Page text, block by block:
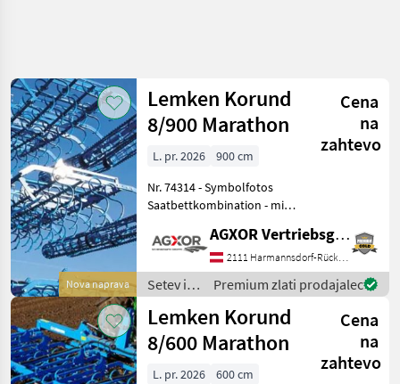
Nova naprava
Lemken Korund
8/900 Marathon
Cena
na
zahtevo
L. pr. 2026
900 cm
Nr. 74314 - Symbolfotos
Saatbettkombination - mit
96Stk. Matathon
ZinkenSchar 30x12x400 für
Arbeitstiefen bis 12cm - mit
Zahnstangendopp
AGXOR Vertriebsgesellschaft Ost GmbH
2111 Harmannsdorf-Rückersdorf
Setev in
nega /
Lemken
Premium zlati prodajalec
Lemken Korund
8/600 Marathon
Cena
na
zahtevo
L. pr. 2026
600 cm